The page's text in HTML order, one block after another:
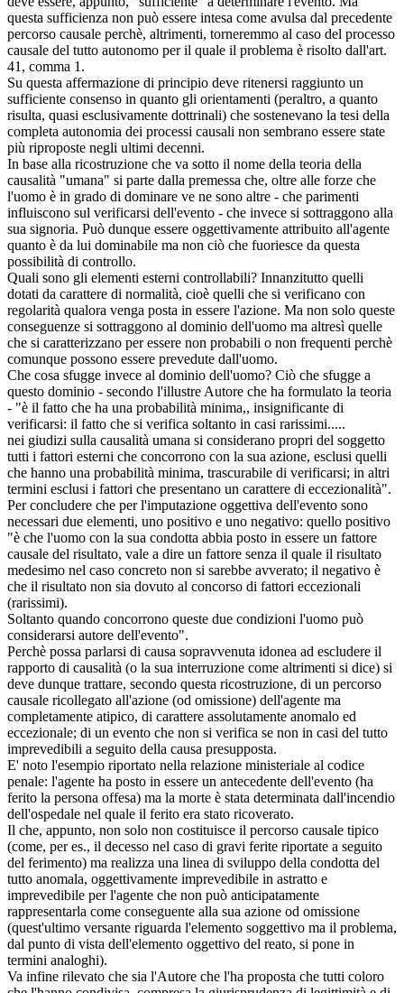
questa sufficienza non può essere intesa come avulsa dal precedente
percorso causale perchè, altrimenti, torneremmo al caso del processo
causale del tutto autonomo per il quale il problema è risolto dall'art.
41, comma 1.
Su questa affermazione di principio deve ritenersi raggiunto un
sufficiente consenso in quanto gli orientamenti (peraltro, a quanto
risulta, quasi esclusivamente dottrinali) che sostenevano la tesi della
completa autonomia dei processi causali non sembrano essere state
più riproposte negli ultimi decenni.
In base alla ricostruzione che va sotto il nome della teoria della
causalità "umana" si parte dalla premessa che, oltre alle forze che
l'uomo è in grado di dominare ve ne sono altre - che parimenti
influiscono sul verificarsi dell'evento - che invece si sottraggono alla
sua signoria. Può dunque essere oggettivamente attribuito all'agente
quanto è da lui dominabile ma non ciò che fuoriesce da questa
possibilità di controllo.
Quali sono gli elementi esterni controllabili? Innanzitutto quelli
dotati da carattere di normalità, cioè quelli che si verificano con
regolarità qualora venga posta in essere l'azione. Ma non solo queste
conseguenze si sottraggono al dominio dell'uomo ma altresì quelle
che si caratterizzano per essere non probabili o non frequenti perchè
comunque possono essere prevedute dall'uomo.
Che cosa sfugge invece al dominio dell'uomo? Ciò che sfugge a
questo dominio - secondo l'illustre Autore che ha formulato la teoria
- "è il fatto che ha una probabilità minima,, insignificante di
verificarsi: il fatto che si verifica soltanto in casi rarissimi.....
nei giudizi sulla causalità umana si considerano propri del soggetto
tutti i fattori esterni che concorrono con la sua azione, esclusi quelli
che hanno una probabilità minima, trascurabile di verificarsi; in altri
termini esclusi i fattori che presentano un carattere di eccezionalità".
Per concludere che per l'imputazione oggettiva dell'evento sono
necessari due elementi, uno positivo e uno negativo: quello positivo
"è che l'uomo con la sua condotta abbia posto in essere un fattore
causale del risultato, vale a dire un fattore senza il quale il risultato
medesimo nel caso concreto non si sarebbe avverato; il negativo è
che il risultato non sia dovuto al concorso di fattori eccezionali
(rarissimi).
Soltanto quando concorrono queste due condizioni l'uomo può
considerarsi autore dell'evento".
Perchè possa parlarsi di causa sopravvenuta idonea ad escludere il
rapporto di causalità (o la sua interruzione come altrimenti si dice) si
deve dunque trattare, secondo questa ricostruzione, di un percorso
causale ricollegato all'azione (od omissione) dell'agente ma
completamente atipico, di carattere assolutamente anomalo ed
eccezionale; di un evento che non si verifica se non in casi del tutto
imprevedibili a seguito della causa presupposta.
E' noto l'esempio riportato nella relazione ministeriale al codice
penale: l'agente ha posto in essere un antecedente dell'evento (ha
ferito la persona offesa) ma la morte è stata determinata dall'incendio
dell'ospedale nel quale il ferito era stato ricoverato.
Il che, appunto, non solo non costituisce il percorso causale tipico
(come, per es., il decesso nel caso di gravi ferite riportate a seguito
del ferimento) ma realizza una linea di sviluppo della condotta del
tutto anomala, oggettivamente imprevedibile in astratto e
imprevedibile per l'agente che non può anticipatamente
rappresentarla come conseguente alla sua azione od omissione
(quest'ultimo versante riguarda l'elemento soggettivo ma il problema,
dal punto di vista dell'elemento oggettivo del reato, si pone in
termini analoghi).
Va infine rilevato che sia l'Autore che l'ha proposta che tutti coloro